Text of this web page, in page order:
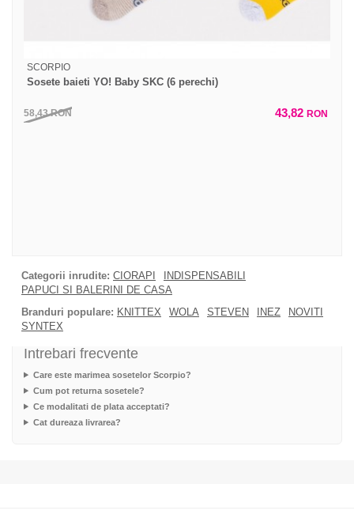
SCORPIO
Sosete baieti YO! Baby SKC (6 perechi)
58,43RON 43,82 RON
Categorii inrudite: CIORAPI
INDISPENSABILI
PAPUCI SI BALERINI DE CASA
Branduri populare: KNITTEX WOLA STEVEN INEZ
NOVITI
SYNTEX
Intrebari frecvente
Care este marimea sosetelor Scorpio?
Cum pot returna sosetele?
Ce modalitati de plata acceptati?
Cat dureaza livrarea?